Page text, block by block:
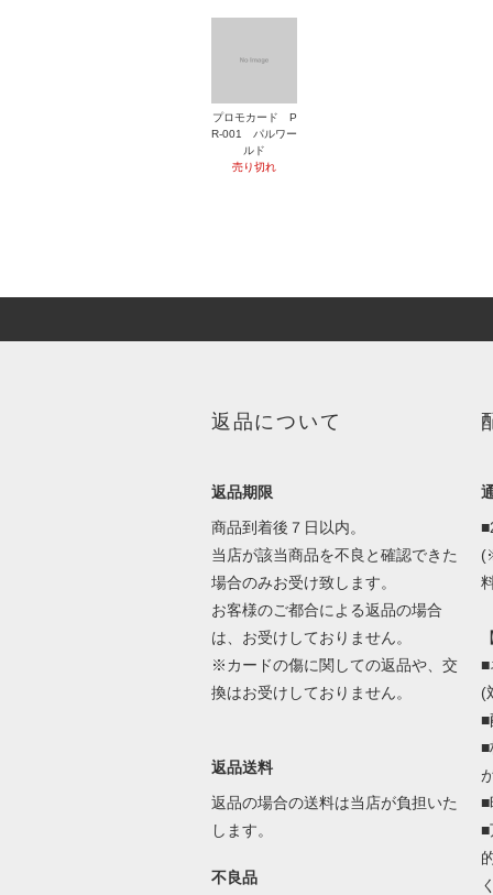
プロモカード P
R-001 パルワー
ルド
売り切れ
返品について
返品期限
商品到着後７日以内。
当店が該当商品を不良と確認できた
場合のみお受け致します。
お客様のご都合による返品の場合
は、お受けしておりません。
※カードの傷に関しての返品や、交
換はお受けしておりません。
返品送料
返品の場合の送料は当店が負担いた
します。
不良品
■
(
■
■
■
■